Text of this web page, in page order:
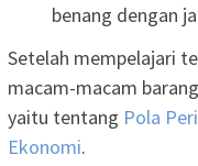
benang dengan
Setelah mempelajari
macam-macam
yaitu tentang Pola
Ekonomi.